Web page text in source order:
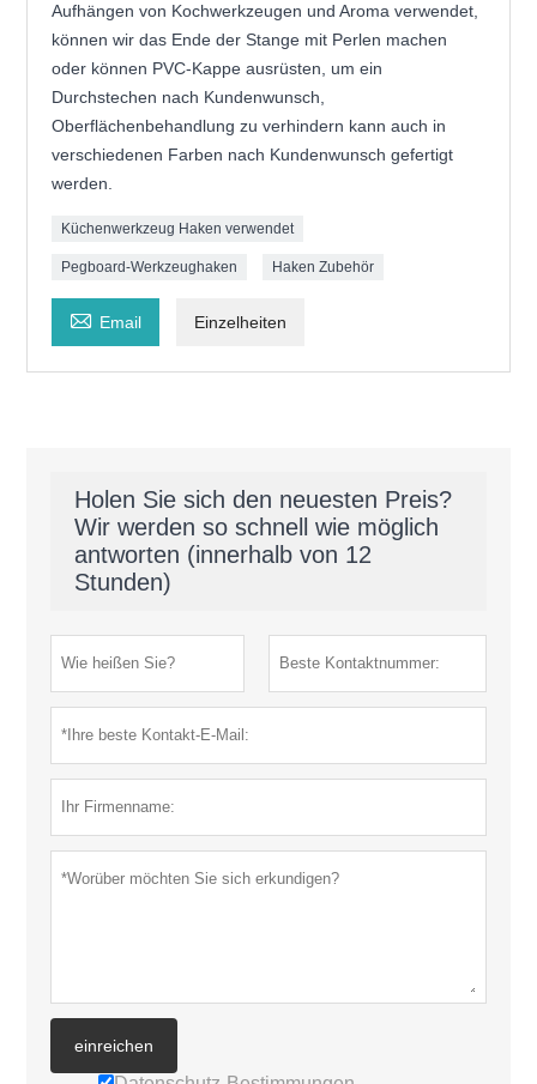
Aufhängen von Kochwerkzeugen und Aroma verwendet,
können wir das Ende der Stange mit Perlen machen
oder können PVC-Kappe ausrüsten, um ein
Durchstechen nach Kundenwunsch,
Oberflächenbehandlung zu verhindern kann auch in
verschiedenen Farben nach Kundenwunsch gefertigt
werden.
Küchenwerkzeug Haken verwendet
Pegboard-Werkzeughaken Haken Zubehör
 Email Einzelheiten
Holen Sie sich den neuesten Preis?
Wir werden so schnell wie möglich
antworten (innerhalb von 12
Stunden)
einreichen